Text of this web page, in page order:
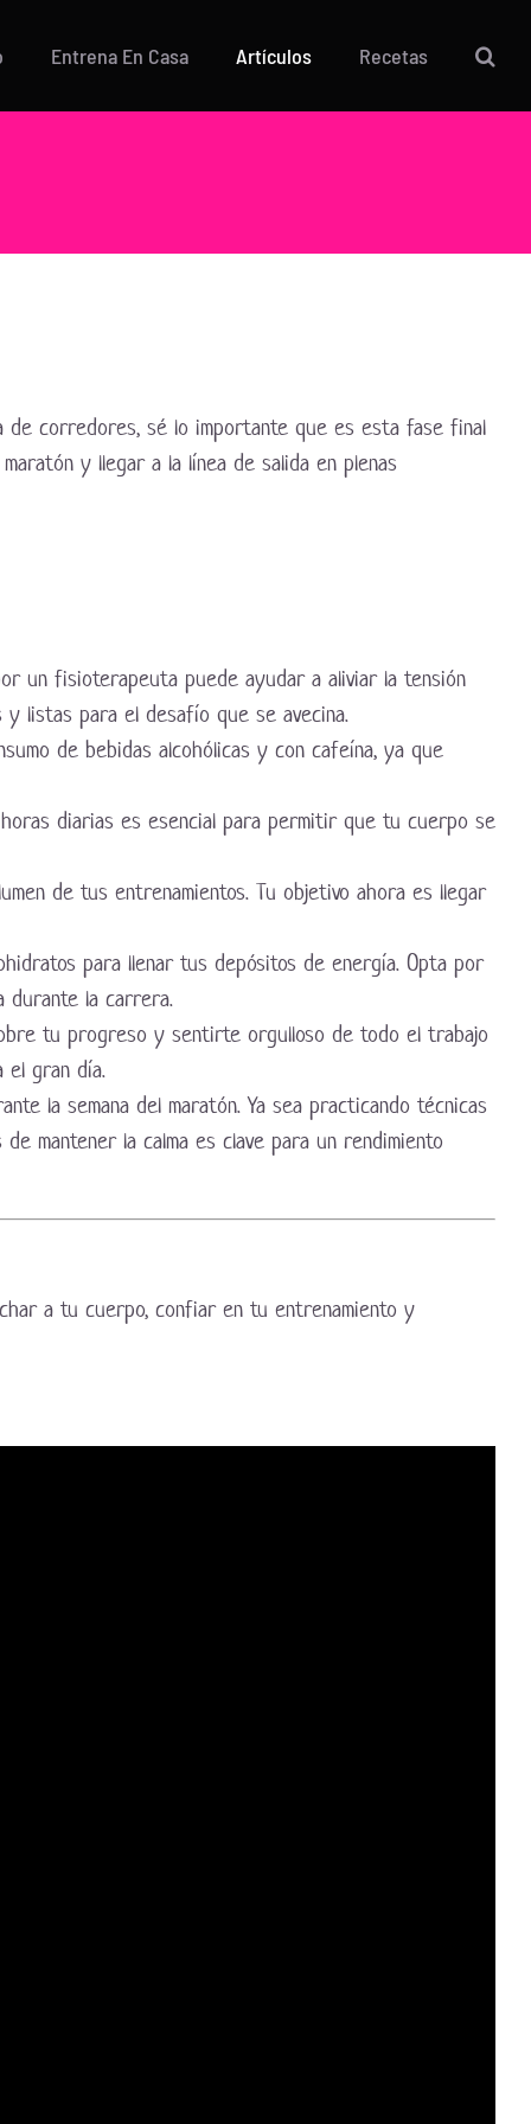
Entrena En Casa Artículos Recetas
de corredores, sé lo importante que es esta fase final
y llegar a la línea de salida en plenas
un fisioterapeuta puede ayudar a aliviar la tensión
listas para el desafío que se avecina.
de bebidas alcohólicas y con cafeína, ya que
diarias es esencial para permitir que tu cuerpo se
de tus entrenamientos. Tu objetivo ahora es llegar
para llenar tus depósitos de energía. Opta por
durante la carrera.
tu progreso y sentirte orgulloso de todo el trabajo
el gran día.
la semana del maratón. Ya sea practicando técnicas
mantener la calma es clave para un rendimiento
a tu cuerpo, confiar en tu entrenamiento y